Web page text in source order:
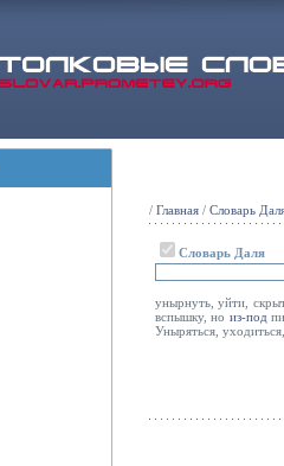
/ Главная / Словарь
Словарь Даля
унырнуть, уйти,
вспышку, но из-под
Уныряться,